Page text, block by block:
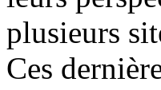
plusieurs
Ces